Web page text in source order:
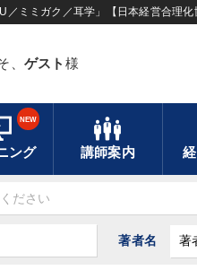
ミミガク／耳学」【日本経営合理化
、 ゲスト 様
ング
NEW
講師案内
著者名